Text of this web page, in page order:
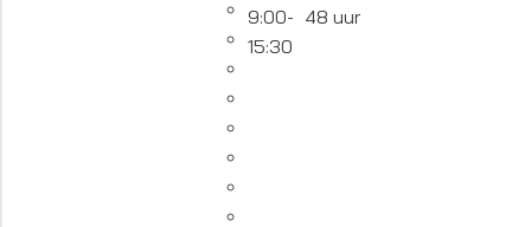
9:00-
15:30
48 uur